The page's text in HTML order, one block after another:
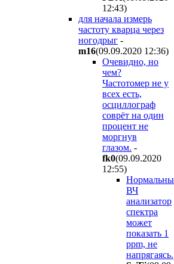
12:43)
для начала измерь
частоту кварца через
ногодрыг -
m16(09.09.2020 12:36)
Очевидно, но
чем?
Частотомер не у
всех есть,
осциллограф
соврёт на один
процент не
моргнув
глазом. -
fk0(09.09.2020
12:55)
ВЧ
анализатор
спектра
может
показать 1
ppm, не
напрягаясь.